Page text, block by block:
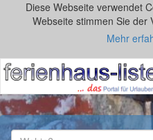
Diese Webseite verwendet
Webseite stimmen Sie der
Mehr